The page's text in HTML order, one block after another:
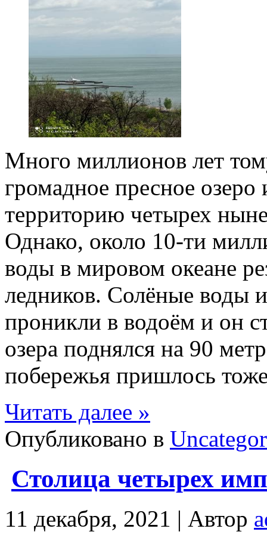
Много миллионов лет
громадное пресное
территорию четырех
Однако, около 10-ти
воды в мировом океане
ледников. Солёные воды
проникли в водоём и он
озера поднялся на 90
побережья пришлось
Читать далее »
Опубликовано в
Столица четырех
11 декабря, 2021 | Автор